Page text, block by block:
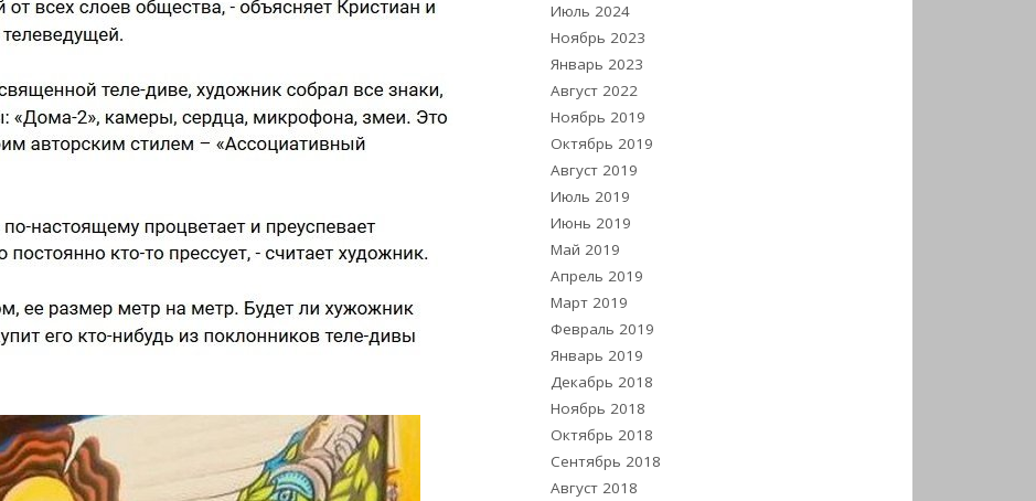
Июль 2024
Ноябрь 2023
Январь 2023
Август 2022
Ноябрь 2019
Октябрь 2019
Август 2019
Июль 2019
Июнь 2019
Май 2019
Апрель 2019
Март 2019
Февраль 2019
Январь 2019
Декабрь 2018
Ноябрь 2018
Октябрь 2018
Сентябрь 2018
Август 2018